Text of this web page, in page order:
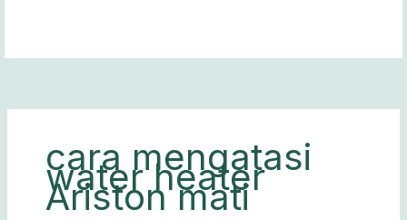
cara mengatasi
water heater
Ariston mati